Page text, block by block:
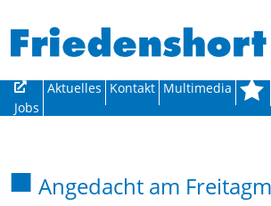
Jobs
Aktuelles Kontakt Multimedia
Angedacht am